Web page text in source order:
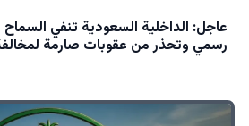
عاجل: الداخلية السعودية تنفي
رسمي وتحذر من عقوبات صارمة لمخالفة